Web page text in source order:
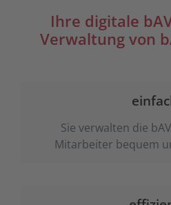
Ihre digitale
Verwaltung von
Sie verwalten die
Mitarbeiter bequem